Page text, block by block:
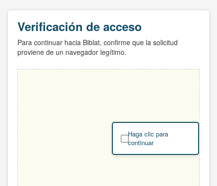
Verificación de acceso
Para continuar hacia Biblat, confirme que la solicitud
proviene de un navegador legítimo.
Haga clic para
continuar